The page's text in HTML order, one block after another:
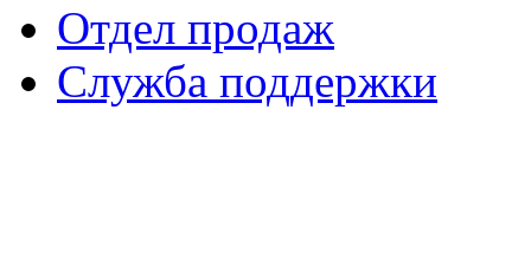
Отдел продаж
Служба поддержки